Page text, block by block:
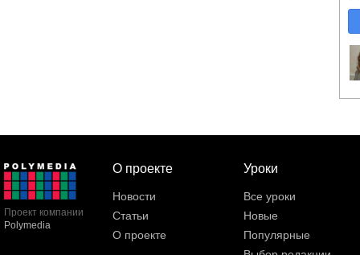
Проект компании
Polymedia
О проекте
Новости
Статьи
О проекте
Уроки
Все уроки
Новые
Популярные